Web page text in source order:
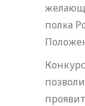
полка